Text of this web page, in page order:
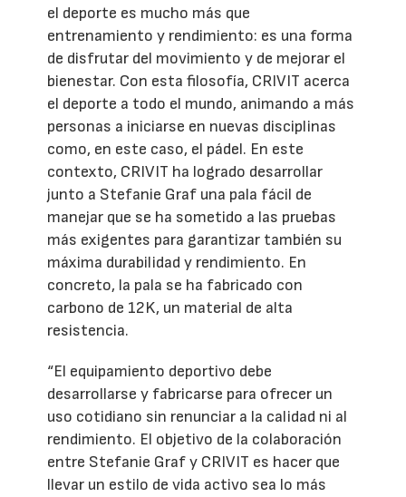
el deporte es mucho más que
entrenamiento y rendimiento: es una forma
de disfrutar del movimiento y de mejorar el
bienestar. Con esta filosofía, CRIVIT acerca
el deporte a todo el mundo, animando a más
personas a iniciarse en nuevas disciplinas
como, en este caso, el pádel. En este
contexto, CRIVIT ha logrado desarrollar
junto a Stefanie Graf una pala fácil de
manejar que se ha sometido a las pruebas
más exigentes para garantizar también su
máxima durabilidad y rendimiento. En
concreto, la pala se ha fabricado con
carbono de 12K, un material de alta
resistencia.
“El equipamiento deportivo debe
desarrollarse y fabricarse para ofrecer un
uso cotidiano sin renunciar a la calidad ni al
rendimiento. El objetivo de la colaboración
entre Stefanie Graf y CRIVIT es hacer que
llevar un estilo de vida activo sea lo más